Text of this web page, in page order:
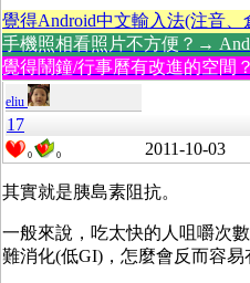
覺得Android中文輸入法(注音
手機照相看照片不方便？→
覺得鬧鐘/行事曆有改進的空間
eliu
17
0 0 2011-10-03
其實就是胰島素阻抗。
一般來說，吃太快的人咀嚼次
難消化(低GI)，怎麼會反而容